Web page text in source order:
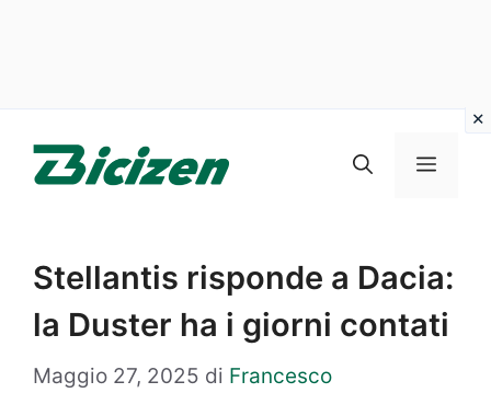
Menu
Stellantis risponde a Dacia:
la Duster ha i giorni contati
Maggio 27, 2025 di Francesco